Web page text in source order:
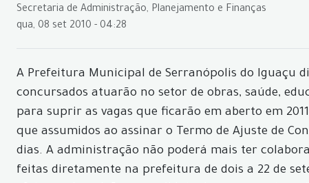
Secretaria de Administração, Planejamento e Finanças
qua, 08 set 2010 - 04:28
A Prefeitura Municipal de Serranópolis do Iguaçu
concursados atuarão no setor de obras, saúde,
para suprir as vagas que ficarão em aberto em
que assumidos ao assinar o Termo de Ajuste de
dias. A administração não poderá mais ter
feitas diretamente na prefeitura de dois a 22 de